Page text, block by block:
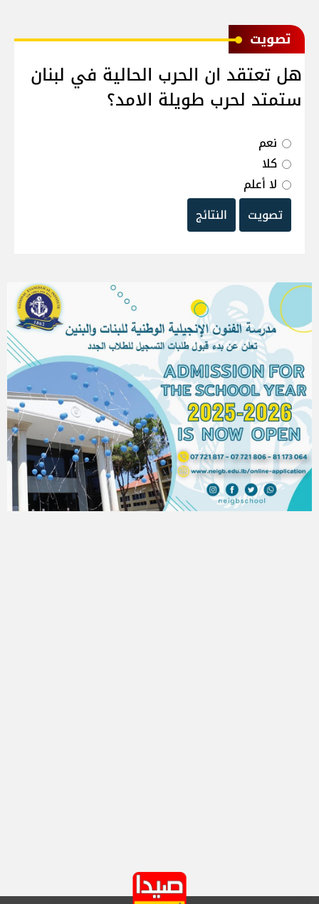
ﺗﺼﻮﻳﺖ
هل تعتقد ان الحرب الحالية في لبنان
ستمتد لحرب طويلة الامد؟
نعم
كلا
لا أعلم
تصويت
النتائج